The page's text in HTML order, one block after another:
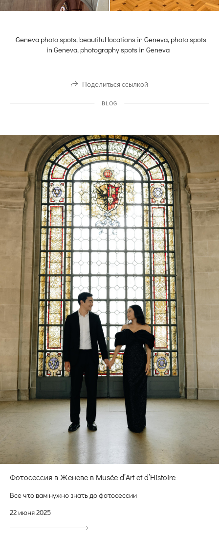
Geneva photo spots, beautiful locations in Geneva, photo spots
in Geneva, photography spots in Geneva
Поделиться ссылкой
BLOG
Фотосессия в Женеве в Musée d’Art et d’Histoire
Все что вам нужно знать до фотосессии
22 июня 2025